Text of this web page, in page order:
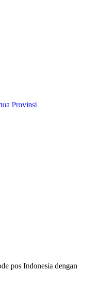
Provinsi
pos Indonesia dengan